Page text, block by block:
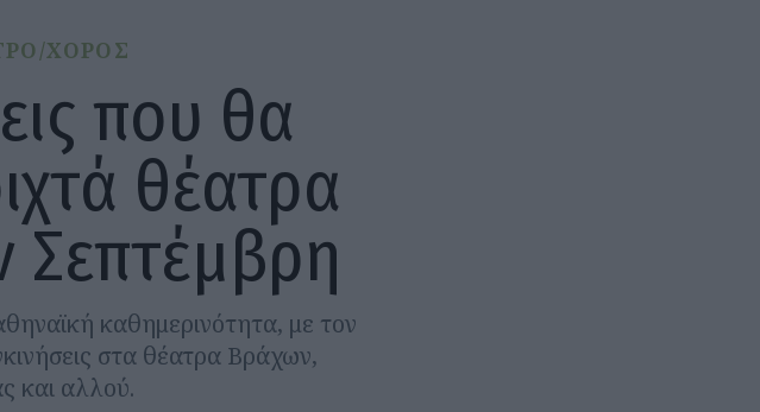
ΧΟΡΟΣ
που θα
θέατρα
Σεπτέμβρη
καθημερινότητα, με τον
στα θέατρα Βράχων,
και αλλού.